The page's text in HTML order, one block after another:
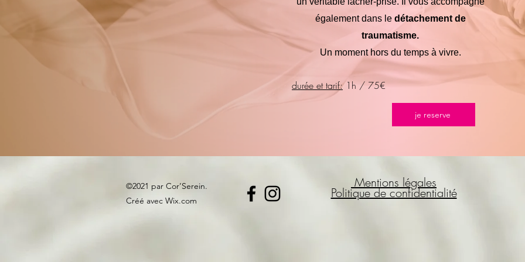
également dans le détachement de
traumatisme.
Un moment hors du temps à vivre.
durée et tarif:1h / 75€
je reserve
©2021 par Cor’Serein.
Créé avec Wix.com
Mentions légales
Politique de confidentialité